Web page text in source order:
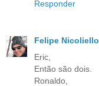
Responder
Felipe Nicoliello
Eric,
Então são dois.
Ronaldo,